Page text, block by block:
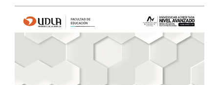
Barra
lateral
del
artículo